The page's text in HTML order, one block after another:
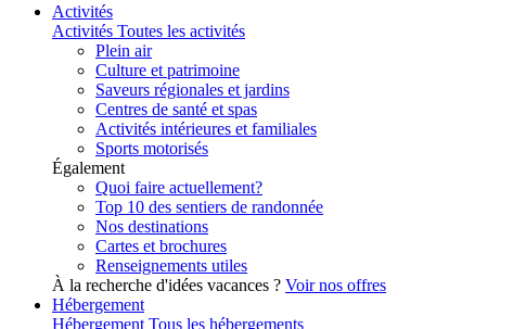
Activités
Activités Toutes les activités
Plein air
Culture et patrimoine
Saveurs régionales et jardins
Centres de santé et spas
Activités intérieures et familiales
Sports motorisés
Également
Quoi faire actuellement?
Top 10 des sentiers de randonnée
Nos destinations
Cartes et brochures
Renseignements utiles
À la recherche d'idées vacances ? Voir nos offres
Hébergement
Hébergement Tous les hébergements